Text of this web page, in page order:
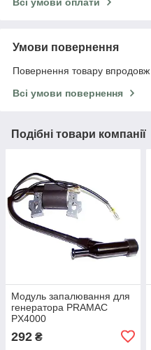
Всі умови оплати
Умови повернення
Повернення товару
Всі умови повернення
Подібні товари компанії
Модуль запалювання для
генератора PRAMAC
PX4000
292 ₴